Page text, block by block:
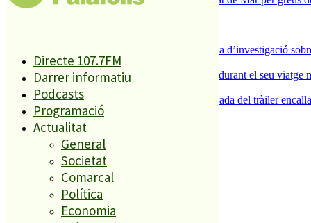
Directe 107.7FM
Darrer informatiu
Podcasts
Programació
Actualitat
General
Societat
Comarcal
Política
Economia
Un historiador local guanya la primera beca d’investigació
4
Un grup de cigonyes fa parada a Palafolls durant el seu viatge
5
Normalitat a Ciutat Jardí després de la retirada del tràiler
El més llegit
ESPORTS CAP DE SETMANA